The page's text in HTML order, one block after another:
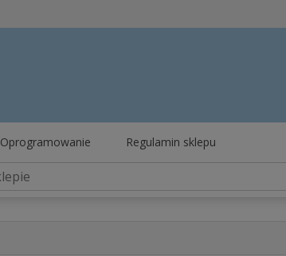
Oprogramowanie Regulamin sklepu